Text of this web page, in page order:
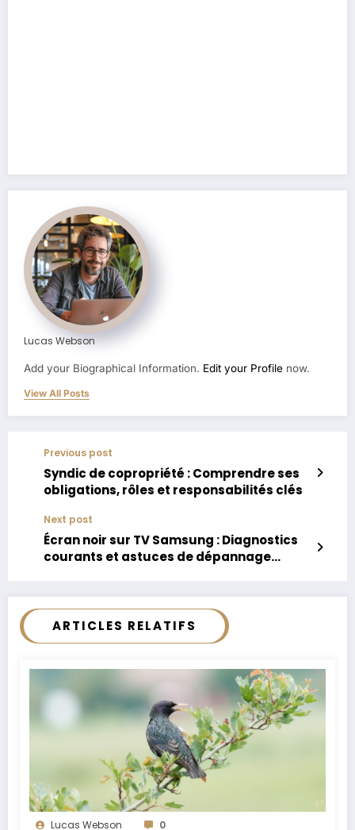
Lucas Webson
Add your Biographical Information. Edit your Profile now.
View All Posts
Previous post
Syndic de copropriété : Comprendre ses
obligations, rôles et responsabilités clés
Next post
Écran noir sur TV Samsung : Diagnostics
courants et astuces de dépannage
ARTICLES RELATIFS
Lucas Webson 0